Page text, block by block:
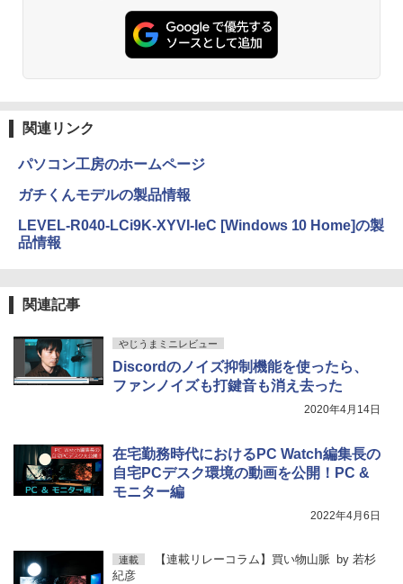
￥832
HUNTER×HUNTER モノクロ版 39 (ジャンプ
コミックスDIGITAL)
版ビッグガンガンコミックス)
￥810
関連リンク
パソコン工房のホームページ
ガチくんモデルの製品情報
LEVEL-R040-LCi9K-XYVI-IeC [Windows 10 Home]の製
品情報
関連記事
やじうまミニレビュー
Discordのノイズ抑制機能を使ったら、
ファンノイズも打鍵音も消え去った
2020年4月14日
在宅勤務時代におけるPC Watch編集長の
自宅PCデスク環境の動画を公開！PC &
モニター編
2022年4月6日
連載 【連載リレーコラム】買い物山脈 by 若杉
紀彦